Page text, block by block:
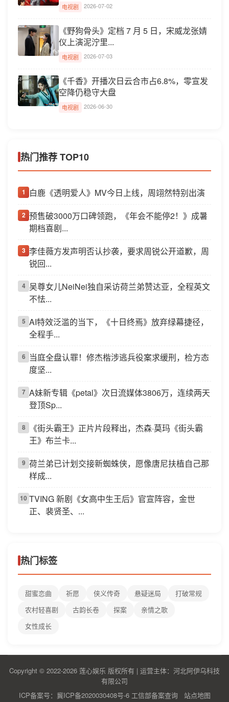
电视剧 2026-07-02
《野狗骨头》定档 7 月 5 日，宋威龙张婧
仪上演泥泞里...
电视剧 2026-07-03
《千香》开播次日云合市占6.8%，零宣发
空降仍稳守大盘
电视剧 2026-06-30
热门推荐 TOP10
1 白鹿《透明爱人》MV今日上线，周翊然特别出演
2 预售破3000万口碑领跑，《年会不能停2！》成暑
期档喜剧...
3 李佳薇方发声明否认抄袭，要求周锐公开道歉，周
锐回...
4 吴尊女儿NeiNei独自采访荷兰弟赞达亚，全程英文
不怯...
5 AI特效泛滥的当下，《十日终焉》放弃绿幕捷径，
全程手...
6 当庭全盘认罪！修杰楷涉逃兵役案求缓刑，检方态
度坚...
7 A妹新专辑《petal》次日流媒体3806万，连续两天
登顶Sp...
8
《街头霸王》正片片段释出，杰森·莫玛《街头霸
王》布兰卡...
9 荷兰弟已计划交接新蜘蛛侠，愿像唐尼扶植自己那
样成...
10 TVING 新剧《女高中生王后》官宣阵容，金世
正、裴贤圣、...
热门标签
甜蜜恋曲 祈愿 侠义传奇 悬疑迷局
打破常规
农村轻喜剧
古韵长卷 探案
亲情之歌
女性成长
Copyright © 2022-2026 莲心娱乐 版权所有 | 运营主体：河北阿伊乌科技
有限公司
ICP备案号：冀ICP备2020030408号-6 工信部备案查询 站点地图